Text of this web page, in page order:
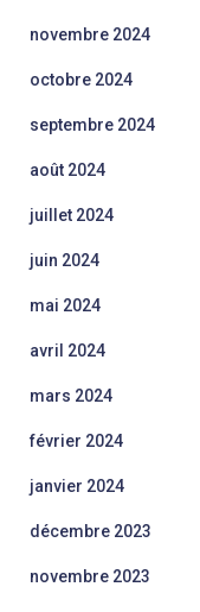
novembre 2024
octobre 2024
septembre 2024
août 2024
juillet 2024
juin 2024
mai 2024
avril 2024
mars 2024
février 2024
janvier 2024
décembre 2023
novembre 2023